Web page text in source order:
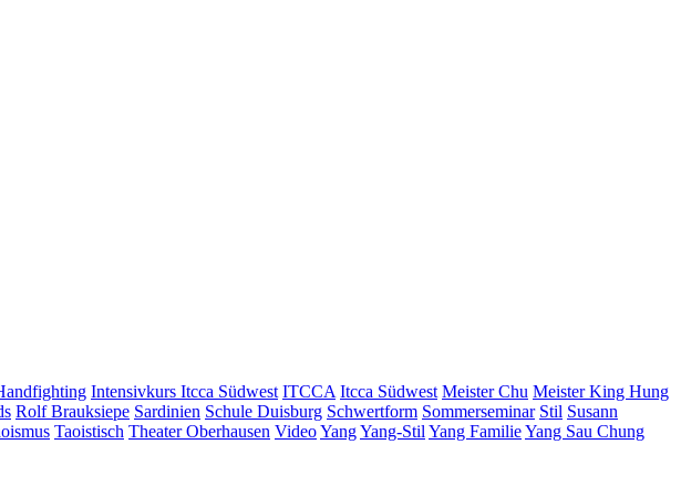
Intensivkurs Itcca Südwest ITCCA Itcca Südwest Meister Chu Meister King Hung
Rolf Brauksiepe Sardinien Schule Duisburg Schwertform Sommerseminar Stil Susann
Taoistisch Theater Oberhausen VideoYangYang-Stil Yang FamilieYang Sau Chung